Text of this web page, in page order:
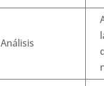
Análisis